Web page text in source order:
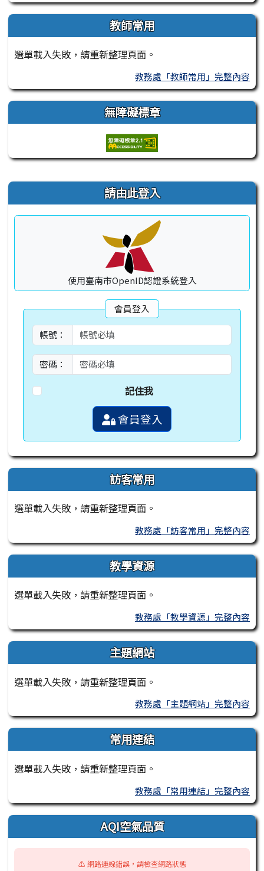
教師常用
選單載入失敗，請重新整理頁面。
教務處「教師常用」完整內容
無障礙標章
右邊區域內容 請由此登入
使用臺南市OpenID認證系統登入
會員登入
帳號：
密碼：
記住我
會員登入
訪客常用
選單載入失敗，請重新整理頁面。
教務處「訪客常用」完整內容
教學資源
選單載入失敗，請重新整理頁面。
教務處「教學資源」完整內容
主題網站
選單載入失敗，請重新整理頁面。
教務處「主題網站」完整內容
常用連結
選單載入失敗，請重新整理頁面。
教務處「常用連結」完整內容
AQI空氣品質
⚠️ 網路連線錯誤，請檢查網路狀態